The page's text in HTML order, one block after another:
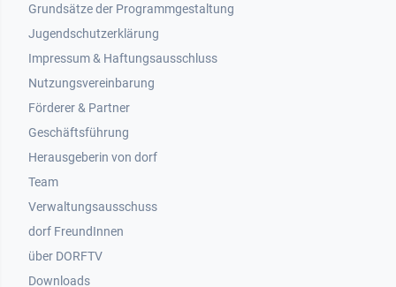
Grundsätze der Programmgestaltung
Jugendschutzerklärung
Impressum & Haftungsausschluss
Nutzungsvereinbarung
Footer 2
Förderer & Partner
Geschäftsführung
Herausgeberin von dorf
Team
Verwaltungsausschuss
dorf FreundInnen
Footer 3
über DORFTV
Downloads